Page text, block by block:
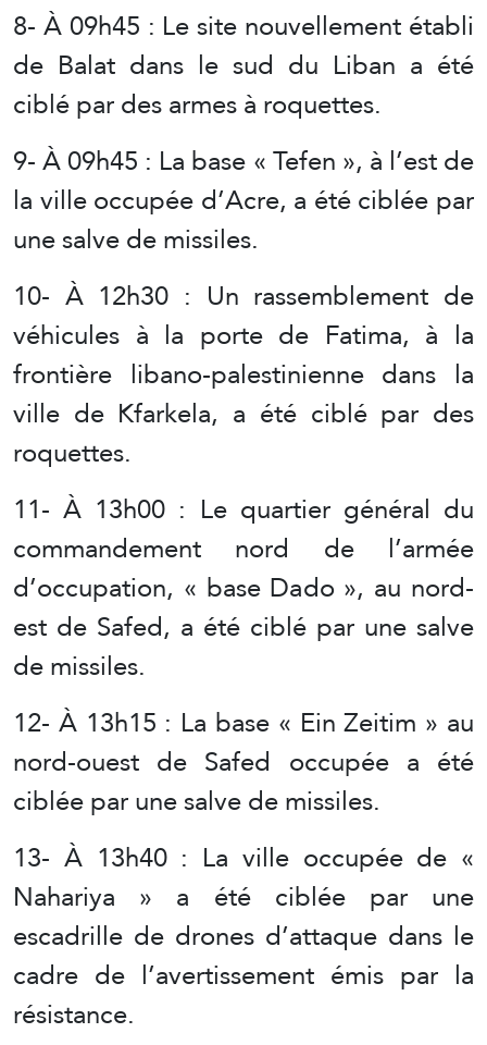
8- À 09h45 : Le site nouvellement établi
de Balat dans le sud du Liban a été
ciblé par des armes à roquettes.
9- À 09h45 : La base « Tefen », à l’est de
la ville occupée d’Acre, a été ciblée par
une salve de missiles.
10- À 12h30 : Un rassemblement de
véhicules à la porte de Fatima, à la
frontière libano-palestinienne dans la
ville de Kfarkela, a été ciblé par des
roquettes.
11- À 13h00 : Le quartier général du
commandement nord de l’armée
d’occupation, « base Dado », au nord-
est de Safed, a été ciblé par une salve
de missiles.
12- À 13h15 : La base « Ein Zeitim » au
nord-ouest de Safed occupée a été
ciblée par une salve de missiles.
13- À 13h40 : La ville occupée de «
Nahariya » a été ciblée par une
escadrille de drones d’attaque dans le
cadre de l’avertissement émis par la
résistance.